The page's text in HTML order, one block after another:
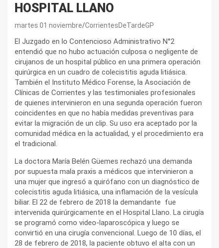
HOSPITAL LLANO
martes 01 noviembre CorrientesDeTardeGP
El Juzgado en lo Contencioso Administrativo N°2
entendió que no hubo actuación culposa o negligente de
cirujanos de un hospital público en una primera operación
quirúrgica en un cuadro de colecistitis aguda litiásica.
También el Instituto Médico Forense, la Asociación de
Clínicas de Corrientes y las testimoniales profesionales
de quienes intervinieron en una segunda operación fueron
coincidentes en que no había medidas preventivas para
evitar la migración de un clip. Su uso era aceptado por la
comunidad médica en la actualidad, y el procedimiento era
el tradicional.
La doctora María Belén Güemes rechazó una demanda
por supuesta mala praxis a médicos que intervinieron a
una mujer que ingresó a quirófano con un diagnóstico de
colecistitis aguda litiásica, una inflamación de la vesícula
biliar. El 22 de febrero de 2018 la demandante fue
intervenida quirúrgicamente en el Hospital Llano. La cirugía
se programó como video-laparoscópica y luego se
convirtió en una cirugía convencional. Luego de 10 días, el
28 de febrero de 2018, la paciente obtuvo el alta con un